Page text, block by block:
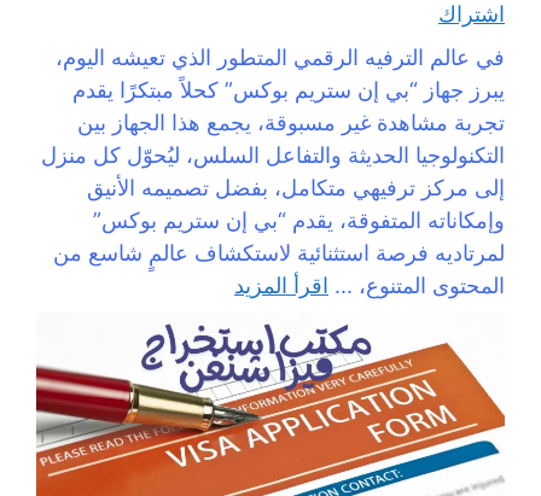
اشتراك
في عالم الترفيه الرقمي المتطور الذي تعيشه اليوم،
يبرز جهاز “بي إن ستريم بوكس” كحلاً مبتكرًا يقدم
تجربة مشاهدة غير مسبوقة، يجمع هذا الجهاز بين
التكنولوجيا الحديثة والتفاعل السلس، ليُحوّل كل منزل
إلى مركز ترفيهي متكامل، بفضل تصميمه الأنيق
وإمكاناته المتفوقة، يقدم “بي إن ستريم بوكس”
لمرتاديه فرصة استثنائية لاستكشاف عالمٍ شاسع من
المحتوى المتنوع، ... اقرأ المزيد